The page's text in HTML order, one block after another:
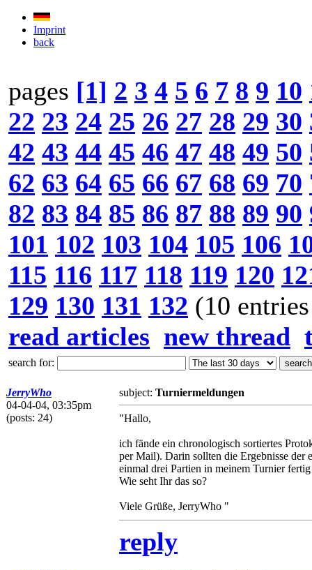
Imprint
back
pages [1] 2 3 4 5 6 7 8 9 10
22 23 24 25 26 27 28 29 30
42 43 44 45 46 47 48 49 50
62 63 64 65 66 67 68 69 70
82 83 84 85 86 87 88 89 90
101 102 103 104 105 106
115 116 117 118 119 120
129 130 131 132 (10
read articles new thread
search for:
JerryWho
04-04-04, 03:35pm
(posts: 24)
subject: Turniermeldungen
"Hallo,
ich fände ein chronologisch sortiertes
per Mail). Darin sollten die Ergebnisse der
einmal drei Partien in meinem Turnier
Wie seht Ihr das so?
Viele Grüße, JerryWho "
reply